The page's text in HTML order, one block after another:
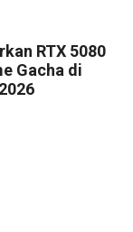
RTX 5080
Gacha di